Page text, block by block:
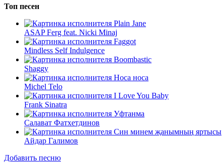
Топ песен
Plain Jane
ASAP Ferg feat. Nicki Minaj
Faggot
Mindless Self Indulgence
Boombastic
Shaggy
Носа носа
Michel Telo
I Love You Baby
Frank Sinatra
Уфтанма
Салават Фатхетдинов
Син минем җанымның яртысы
Айдар Галимов
Добавить песню